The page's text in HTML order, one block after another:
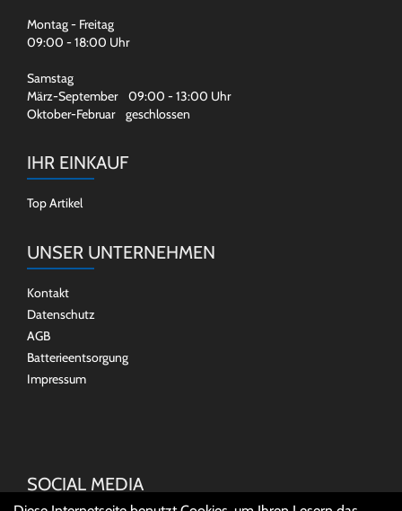
Montag - Freitag
09:00 - 18:00 Uhr
Samstag
März-September 09:00 - 13:00 Uhr
Oktober-Februar geschlossen
IHR EINKAUF
Top Artikel
UNSER UNTERNEHMEN
Kontakt
Datenschutz
AGB
Batterieentsorgung
Impressum
SOCIAL MEDIA